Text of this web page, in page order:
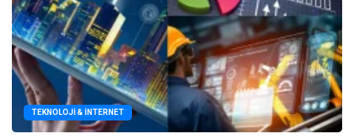
TEKNOLOJI & İNTERNET